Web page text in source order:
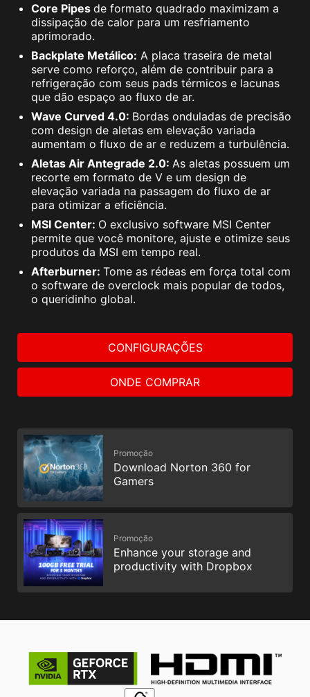
Core Pipes de formato quadrado maximizam a
dissipação de calor para um resfriamento
aprimorado.
Backplate Metálico: A placa traseira de metal
serve como reforço, além de contribuir para a
refrigeração com seus pads térmicos e lacunas
que dão espaço ao fluxo de ar.
Wave Curved 4.0: Bordas onduladas de precisão
com design de aletas em elevação variada
aumentam o fluxo de ar e reduzem a turbulência.
Aletas Air Antegrade 2.0: As aletas possuem um
recorte em formato de V e um design de
elevação variada na passagem do fluxo de ar
para otimizar a eficiência.
MSI Center: O exclusivo software MSI Center
permite que você monitore, ajuste e otimize seus
produtos da MSI em tempo real.
Afterburner: Tome as rédeas em força total com
o software de overclock mais popular de todos,
o queridinho global.
CONFIGURAÇÕES
ONDE COMPRAR
Promoção
Download Norton 360 for
Gamers
Promoção
Enhance your storage and
productivity with Dropbox